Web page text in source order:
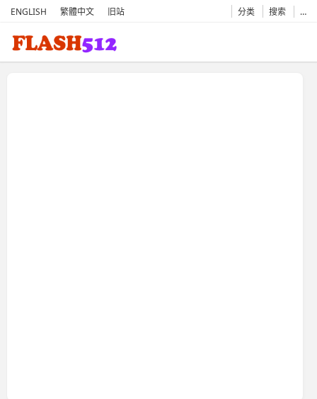
ENGLISH 繁體中文 旧站 分类 搜索 …